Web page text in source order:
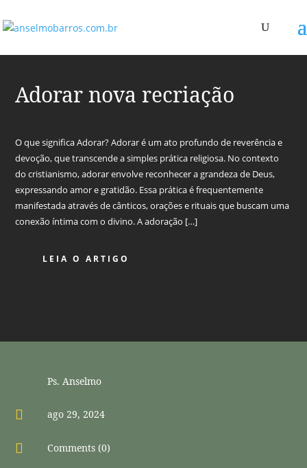
Adorar nova recriação
O que significa Adorar? Adorar é um ato profundo de reverência e
devoção, que transcende a simples prática religiosa. No contexto
do cristianismo, adorar envolve reconhecer a grandeza de Deus,
expressando amor e gratidão. Essa prática é frequentemente
manifestada através de cânticos, orações e rituais que buscam uma
conexão íntima com o divino. A adoração […]
LEIA O ARTIGO
Ps. Anselmo
 ago 29, 2024
 Comments (0)